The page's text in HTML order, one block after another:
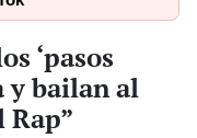
‘pasos
y bailan al